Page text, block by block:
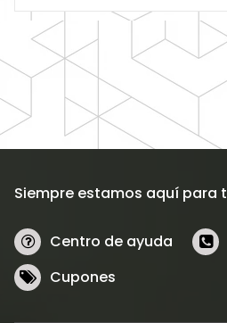
Siempre estamos aquí para
Centro de ayuda
Cupones